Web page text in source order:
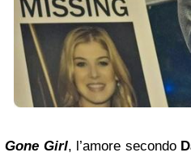
Gone Girl, l’amore secondo